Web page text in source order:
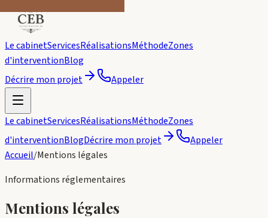
Le cabinetServicesRéalisationsMéthodeZones
d'interventionBlog
Décrire mon projet
Appeler
Le cabinetServicesRéalisationsMéthodeZones
d'interventionBlogDécrire mon projet
Appeler
Accueil/Mentions légales
Informations réglementaires
Mentions légales